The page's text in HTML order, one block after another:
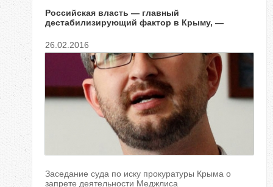
Российская власть — главный
дестабилизирующий фактор в Крыму, —
26.02.2016
Заседание суда по иску прокуратуры Крыма о
запрете деятельности Меджлиса